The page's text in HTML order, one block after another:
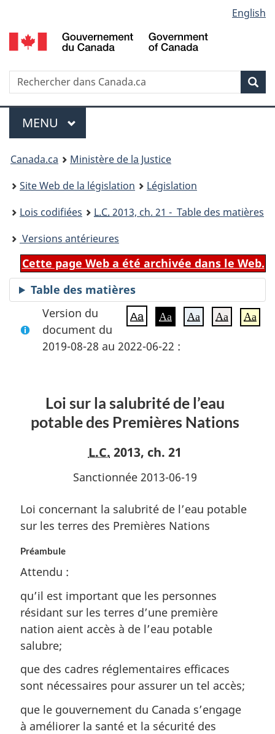
au
contenu
propos
de
la
HTML
simplifiée
selection
English
Recherche
Menu
MENU PRINCIPAL
You
are
here:
Canada.ca
Ministère de la Justice
Site Web de la législation
Législation
Lois codifiées
L.C. 2013, ch. 21 - Table des matières
Versions antérieures
Cette page Web a été archivée dans le Web.
Table des matières
Aa Aa Aa Aa Aa
Version du
document du
2019-08-28 au 2022-06-22 :
Loi sur la salubrité de l’eau
potable des Premières Nations
L.C. 2013, ch. 21
Sanctionnée 2013-06-19
Loi concernant la salubrité de l’eau potable
sur les terres des Premières Nations
Préambule
Attendu :
qu’il est important que les personnes
résidant sur les terres d’une première
nation aient accès à de l’eau potable
salubre;
que des cadres réglementaires efficaces
sont nécessaires pour assurer un tel accès;
que le gouvernement du Canada s’engage
à améliorer la santé et la sécurité des